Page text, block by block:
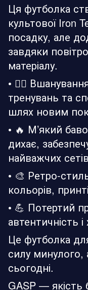
Ця футболка
культової Iron
посадку, але
завдяки
матеріалу.
• 🏋️‍♂️
тренувань та
шлях новим
• 🔥 М’який
дихає,
найважчих сетів
• 🎨 Ретро-
кольорів,
• 💪 Потертий
автентичність
Це футболка
силу
сьогодні.
GASP — якість